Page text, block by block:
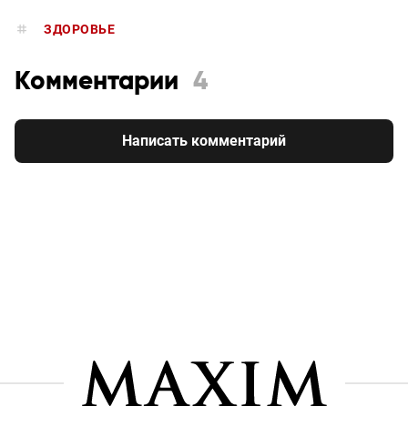
ЗДОРОВЬЕ
Комментарии 4
Написать комментарий